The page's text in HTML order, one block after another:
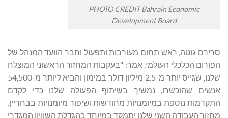
PHOTO CREDIT Bahrain Economic
Development Board
סרירם גוטה, ראש תחום מעורבות ותפעול וחבר הוועד המנהל של
הפורום הכלכלי העולמי, אמר: "בעקבות המחזור הראשוני המוצלח
שלנו, שגייס יותר מ-2.5 מיליון דולר במימון והביא ליותר מ-54,500
אנשים שהוכשרו, נמשיך בשיתוף הפעולה שלנו כדי לקדם
התקדמות נוספת במיומנויות מחודשות ושיפור מיומנויות בבחריין.
מחזור העבודה השני שלנו יתמקד במיוחד בהגדלת השוויון המגדרי